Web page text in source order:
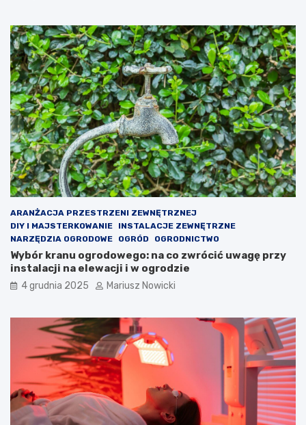
j
p
o
r
y
n
i
e
w
i
e
d
z
i
e
ć
?
ARANŻACJA PRZESTRZENI ZEWNĘTRZNEJ
DIY I MAJSTERKOWANIE
INSTALACJE ZEWNĘTRZNE
NARZĘDZIA OGRODOWE
OGRÓD OGRODNICTWO
Wybór kranu ogrodowego: na co zwrócić uwagę przy
instalacji na elewacji i w ogrodzie
4 grudnia 2025 Mariusz Nowicki